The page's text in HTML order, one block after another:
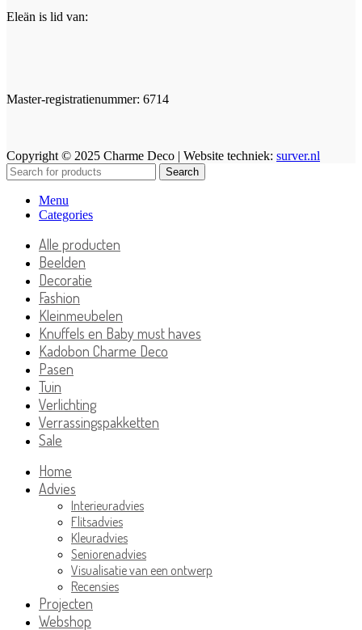
Eleän is lid van:
Master-registratienummer: 6714
Copyright © 2025 Charme Deco | Website techniek: surver.nl
Search
Menu
Categories
Alle producten
Beelden
Decoratie
Fashion
Kleinmeubelen
Knuffels en Baby must haves
Kadobon Charme Deco
Pasen
Tuin
Verlichting
Verrassingspakketten
Sale
Home
Advies
Interieuradvies
Flitsadvies
Kleuradvies
Seniorenadvies
Visualisatie van een ontwerp
Recensies
Projecten
Webshop